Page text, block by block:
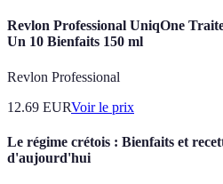
Revlon Professional UniqOne
Un 10 Bienfaits 150 ml
Revlon Professional
12.69 EURVoir le prix
Le régime crétois : Bienfaits et
d'aujourd'hui